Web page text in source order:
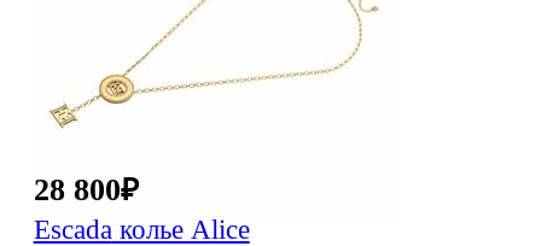
28 800₽
Escadaколье Alice